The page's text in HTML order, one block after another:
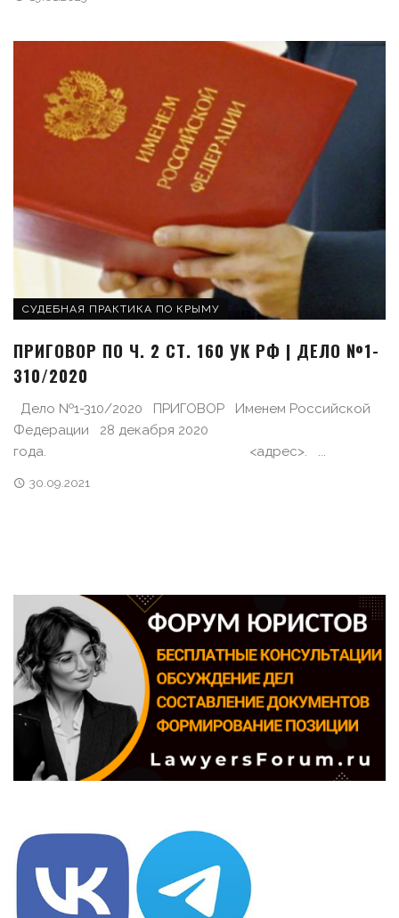
СУДЕБНАЯ ПРАКТИКА ПО КРЫМУ
ПРИГОВОР ПО Ч. 2 СТ. 160 УК РФ | ДЕЛО №1-
310/2020
Дело №1-310/2020 ПРИГОВОР Именем Российской
Федерации 28 декабря 2020
года. <адрес>. ...
30.09.2021